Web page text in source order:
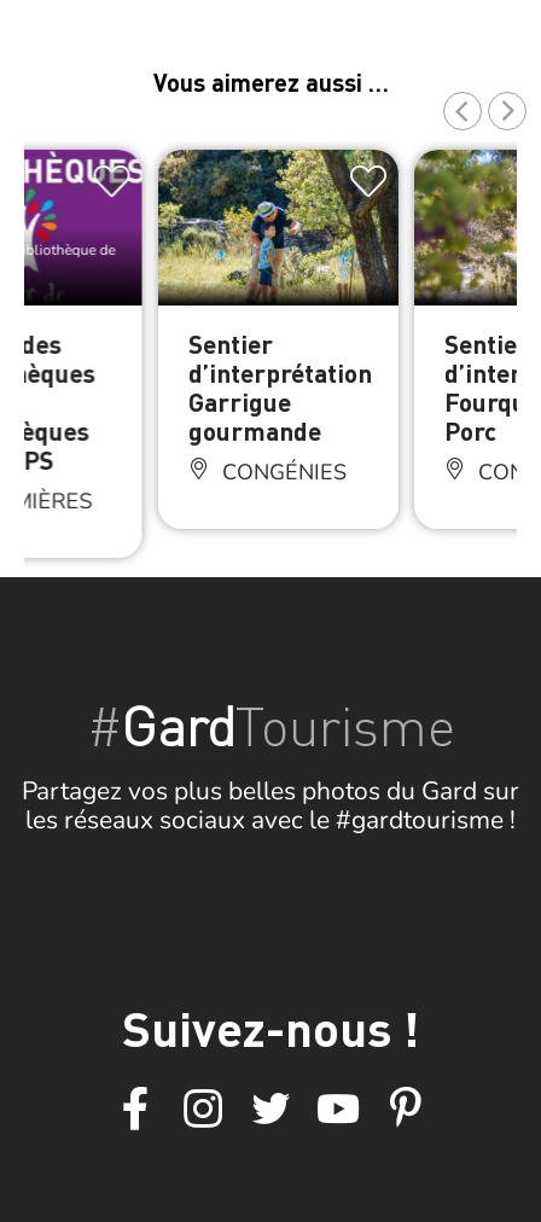
Vous aimerez aussi …
Bibliothèque de
des
Sentier
d’interprétation
Garrigue
gourmande
CONGÉNIES
Sentier
Porc
#GardTourisme
Partagez vos plus belles photos du Gard sur
les réseaux sociaux avec le #gardtourisme !
Suivez-nous !